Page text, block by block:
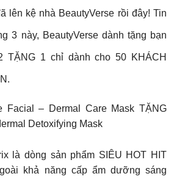
lên kệ nhà BeautyVerse rồi đây! Tin
3 này, BeautyVerse dành tặng bạn
TẶNG 1 chỉ dành cho 50 KHÁCH
Facial – Dermal Care Mask TẶNG
Detoxifying Mask
là dòng sản phẩm SIÊU HOT HIT
khả năng cấp ẩm dưỡng sáng